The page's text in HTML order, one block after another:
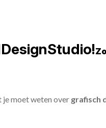
je moet weten over grafisch